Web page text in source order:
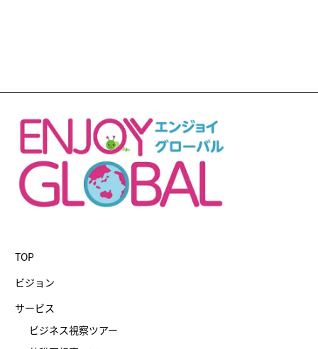
TOP
ビジョン
サービス
ビジネス視察ツアー